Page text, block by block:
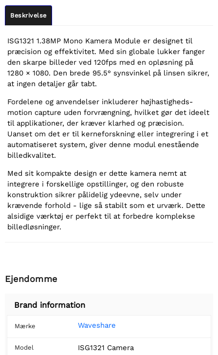
Beskrivelse
ISG1321 1.38MP Mono Kamera Module er designet til
præcision og effektivitet. Med sin globale lukker fanger
den skarpe billeder ved 120fps med en opløsning på
1280 × 1080. Den brede 95.5° synsvinkel på linsen sikrer,
at ingen detaljer går tabt.
Fordelene og anvendelser inkluderer højhastigheds-
motion capture uden forvrængning, hvilket gør det ideelt
til applikationer, der kræver klarhed og præcision.
Uanset om det er til kerneforskning eller integrering i et
automatiseret system, giver denne modul enestående
billedkvalitet.
Med sit kompakte design er dette kamera nemt at
integrere i forskellige opstillinger, og den robuste
konstruktion sikrer pålidelig ydeevne, selv under
krævende forhold - lige så stabilt som et urværk. Dette
alsidige værktøj er perfekt til at forbedre komplekse
billedløsninger.
Ejendomme
Brand information
Mærke Waveshare
Model ISG1321 Camera